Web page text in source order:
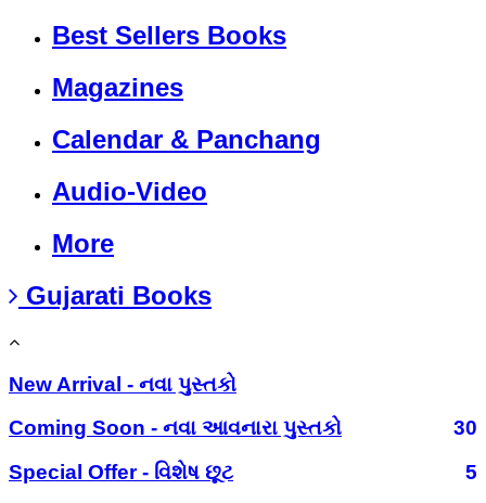
Best Sellers Books
Magazines
Calendar & Panchang
Audio-Video
More
Gujarati Books
New Arrival - નવા પુસ્તકો
Coming Soon - નવા આવનારા પુસ્તકો
30
Special Offer - વિશેષ છૂટ
5